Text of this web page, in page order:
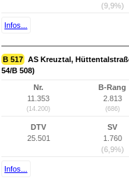
(9,9%)
Infos...
B 517 AS Kreuztal,
54/B 508)
Nr.
11.353
(14.200)
B-Rang
2.813
(686)
DTV
25.501
SV
1.760
(6,9%)
Infos...